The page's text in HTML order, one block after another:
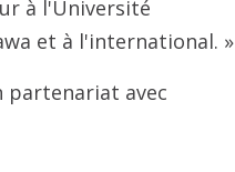
à l'Université
et à l'international. »
partenariat avec